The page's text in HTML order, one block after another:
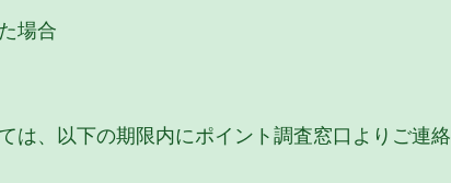
場合
は、以下の期限内にポイント調査窓口よりご連絡